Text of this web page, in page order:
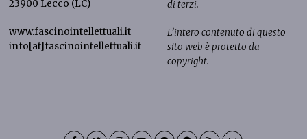
23900 Lecco (LC)
www.fascinointellettuali.it
info[at]fascinointellettuali.it
di terzi.
L’intero contenuto di questo
sito web è protetto da
copyright.